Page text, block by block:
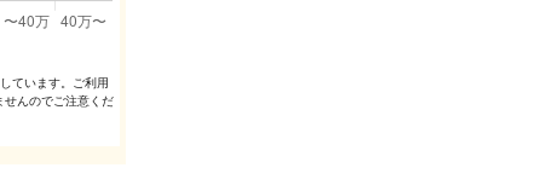
ています。ご利⽤
せんのでご注意くだ